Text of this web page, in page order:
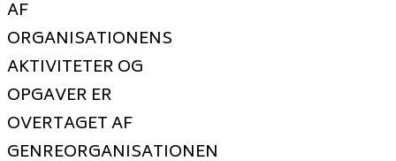
AF
ORGANISATIONENS
AKTIVITETER OG
OPGAVER ER
OVERTAGET AF
GENREORGANISATIONEN